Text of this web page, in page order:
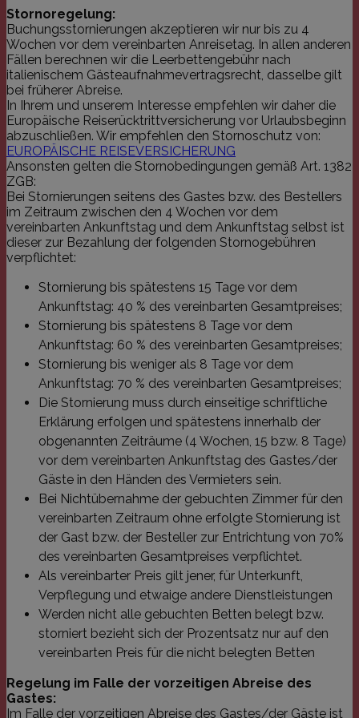
Stornoregelung:
Buchungsstornierungen akzeptieren wir nur bis zu 4
Wochen vor dem vereinbarten Anreisetag. In allen anderen
Fällen berechnen wir die Leerbettengebühr nach
italienischem Gästeaufnahmevertragsrecht, dasselbe gilt
bei früherer Abreise.
In Ihrem und unserem Interesse empfehlen wir daher die
Europäische Reiserücktrittversicherung vor Urlaubsbeginn
abzuschließen. Wir empfehlen den Stornoschutz von:
EUROPÄISCHE REISEVERSICHERUNG
Ansonsten gelten die Stornobedingungen gemäß Art. 1382
ZGB:
Bei Stornierungen seitens des Gastes bzw. des Bestellers
im Zeitraum zwischen den 4 Wochen vor dem
vereinbarten Ankunftstag und dem Ankunftstag selbst ist
dieser zur Bezahlung der folgenden Stornogebühren
verpflichtet:
Stornierung bis spätestens 15 Tage vor dem
Ankunftstag: 40 % des vereinbarten Gesamtpreises;
Stornierung bis spätestens 8 Tage vor dem
Ankunftstag: 60 % des vereinbarten Gesamtpreises;
Stornierung bis weniger als 8 Tage vor dem
Ankunftstag: 70 % des vereinbarten Gesamtpreises;
Die Stornierung muss durch einseitige schriftliche
Erklärung erfolgen und spätestens innerhalb der
obgenannten Zeiträume (4 Wochen, 15 bzw. 8 Tage)
vor dem vereinbarten Ankunftstag des Gastes/der
Gäste in den Händen des Vermieters sein.
Bei Nichtübernahme der gebuchten Zimmer für den
vereinbarten Zeitraum ohne erfolgte Stornierung ist
der Gast bzw. der Besteller zur Entrichtung von 70%
des vereinbarten Gesamtpreises verpflichtet.
Als vereinbarter Preis gilt jener, für Unterkunft,
Verpflegung und etwaige andere Dienstleistungen
Werden nicht alle gebuchten Betten belegt bzw.
storniert bezieht sich der Prozentsatz nur auf den
vereinbarten Preis für die nicht belegten Betten
Regelung im Falle der vorzeitigen Abreise des
Gastes:
Im Falle der vorzeitigen Abreise des Gastes/der Gäste ist
erforderlichen Cookies kann die Website nicht
ordnungsgemäß verwendet werden.
Name Domäne Ablaufdatum
_icl_current_language
franziskus.it 1 Tag
Dieser
WPML
eine
und
PHPSESSID
franziskus.it Session
die zum
sich um
die Site
Ein
einen
den
Name Domäne Ablaufdatum
Beschreibung
_ga
.franziskus.it 2 Jahre
Dieser Cookie-
Name ist mit
Google Universal
Analytics
verknüpft. Dies ist
eine wichtige
Aktualisierung des
am häufigsten
Analysedienstes
von Google.
wird verwendet,
Domäne Ablaufdatum
YSC
.youtube.com Session
um
VISITOR_INFO1_LIVE
.youtube.com 6 Monate
Name Domäne Ablaufdatum
_icl_visitor_lang_js
.franziskus.it 1 Tag